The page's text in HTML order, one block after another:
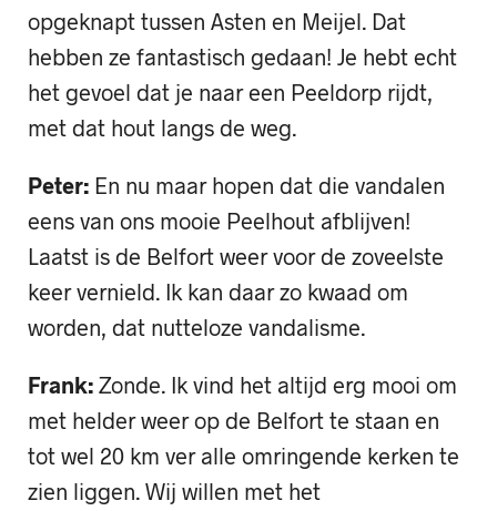
opgeknapt tussen Asten en Meijel. Dat
hebben ze fantastisch gedaan! Je hebt echt
het gevoel dat je naar een Peeldorp rijdt,
met dat hout langs de weg.
Peter: En nu maar hopen dat die vandalen
eens van ons mooie Peelhout afblijven!
Laatst is de Belfort weer voor de zoveelste
keer vernield. Ik kan daar zo kwaad om
worden, dat nutteloze vandalisme.
Frank: Zonde. Ik vind het altijd erg mooi om
met helder weer op de Belfort te staan en
tot wel 20 km ver alle omringende kerken te
zien liggen. Wij willen met het